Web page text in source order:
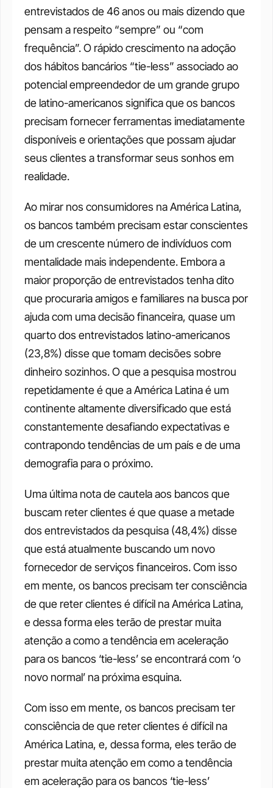
entrevistados de 46 anos ou mais dizendo que
pensam a respeito “sempre” ou “com
frequência”. O rápido crescimento na adoção
dos hábitos bancários “tie-less” associado ao
potencial empreendedor de um grande grupo
de latino-americanos significa que os bancos
precisam fornecer ferramentas imediatamente
disponíveis e orientações que possam ajudar
seus clientes a transformar seus sonhos em
realidade.
Ao mirar nos consumidores na América Latina,
os bancos também precisam estar conscientes
de um crescente número de indivíduos com
mentalidade mais independente. Embora a
maior proporção de entrevistados tenha dito
que procuraria amigos e familiares na busca por
ajuda com uma decisão financeira, quase um
quarto dos entrevistados latino-americanos
(23,8%) disse que tomam decisões sobre
dinheiro sozinhos. O que a pesquisa mostrou
repetidamente é que a América Latina é um
continente altamente diversificado que está
constantemente desafiando expectativas e
contrapondo tendências de um país e de uma
demografia para o próximo.
Uma última nota de cautela aos bancos que
buscam reter clientes é que quase a metade
dos entrevistados da pesquisa (48,4%) disse
que está atualmente buscando um novo
fornecedor de serviços financeiros. Com isso
em mente, os bancos precisam ter consciência
de que reter clientes é difícil na América Latina,
e dessa forma eles terão de prestar muita
atenção a como a tendência em aceleração
para os bancos ‘tie-less’ se encontrará com ‘o
novo normal’ na próxima esquina.
Com isso em mente, os bancos precisam ter
consciência de que reter clientes é difícil na
América Latina, e, dessa forma, eles terão de
prestar muita atenção em como a tendência
em aceleração para os bancos ‘tie-less’